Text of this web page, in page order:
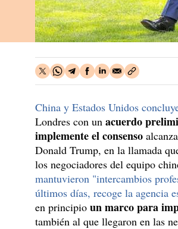
China y Estados Unidos
Londres con un acuerdo
implemente el consenso
Donald Trump, en la llamada
los negociadores del equipo
mantuvieron "intercambios
últimos días, recoge la agencia
en principio un marco para
también al que llegaron en las